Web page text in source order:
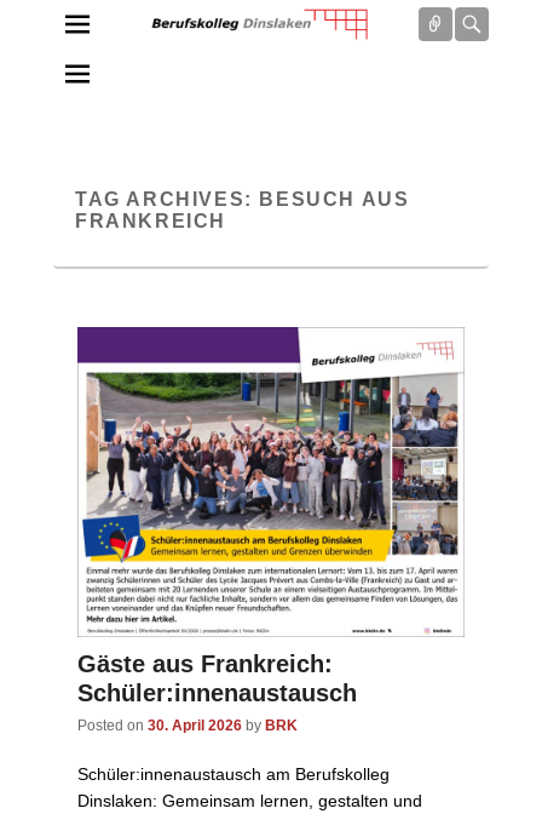
Connect
TAG ARCHIVES:
BESUCH AUS
FRANKREICH
Gäste aus Frankreich:
Schüler:innenaustausch
Posted on 30. April 2026 by BRK
Schüler:innenaustausch am Berufskolleg
Dinslaken: Gemeinsam lernen, gestalten und